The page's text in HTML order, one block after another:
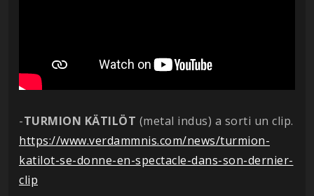
-TURMION KÄTILÖT (metal indus) a sorti un clip.
https://www.verdammnis.com/news/turmion-
katilot-se-donne-en-spectacle-dans-son-dernier-
clip